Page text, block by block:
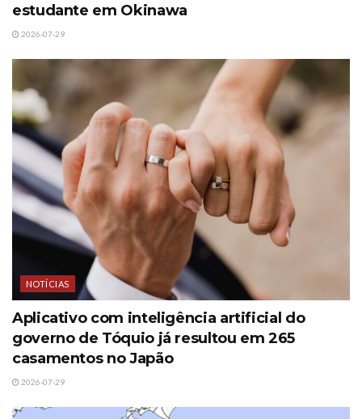
estudante em Okinawa
2026-07-29
NOTÍCIAS
Aplicativo com inteligência artificial do
governo de Tóquio já resultou em 265
casamentos no Japão
2026-07-29